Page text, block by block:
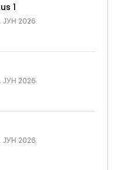
1
ЈУН 2026.
ЈУН 2026.
ЈУН 2026.